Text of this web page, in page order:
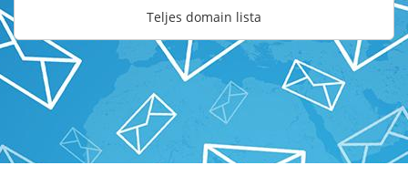
Teljes domain lista